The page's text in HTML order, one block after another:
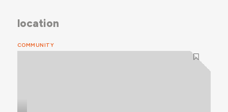
location
COMMUNITY